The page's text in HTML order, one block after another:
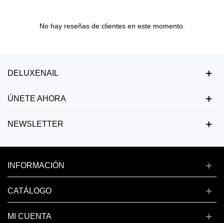
No hay reseñas de clientes en este momento.
DELUXENAIL
ÚNETE AHORA
NEWSLETTER
INFORMACIÓN
CATÁLOGO
MI CUENTA